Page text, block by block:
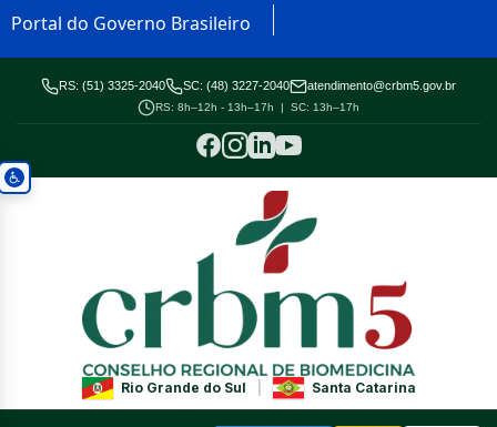
Portal do Governo Brasileiro
RS: (51) 3325-2040 SC: (48) 3227-2040 atendimento@crbm5.gov.br
RS: 8h–12h - 13h–17h | SC: 13h–17h
Rio Grande do Sul Santa Catarina